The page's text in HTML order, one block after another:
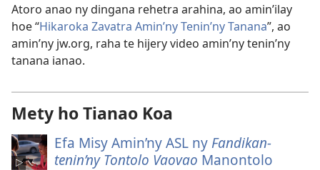
Atoro anao ny dingana rehetra arahina, ao amin’ilay
hoe “Hikaroka Zavatra Amin’ny Tenin’ny Tanana”, ao
amin’ny jw.org, raha te hijery video amin’ny tenin’ny
tanana ianao.
Mety ho Tianao Koa
Efa Misy Amin’ny ASL ny Fandikan-
tenin’ny Tontolo Vaovao Manontolo